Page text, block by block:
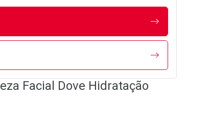
Facial Dove Hidratação